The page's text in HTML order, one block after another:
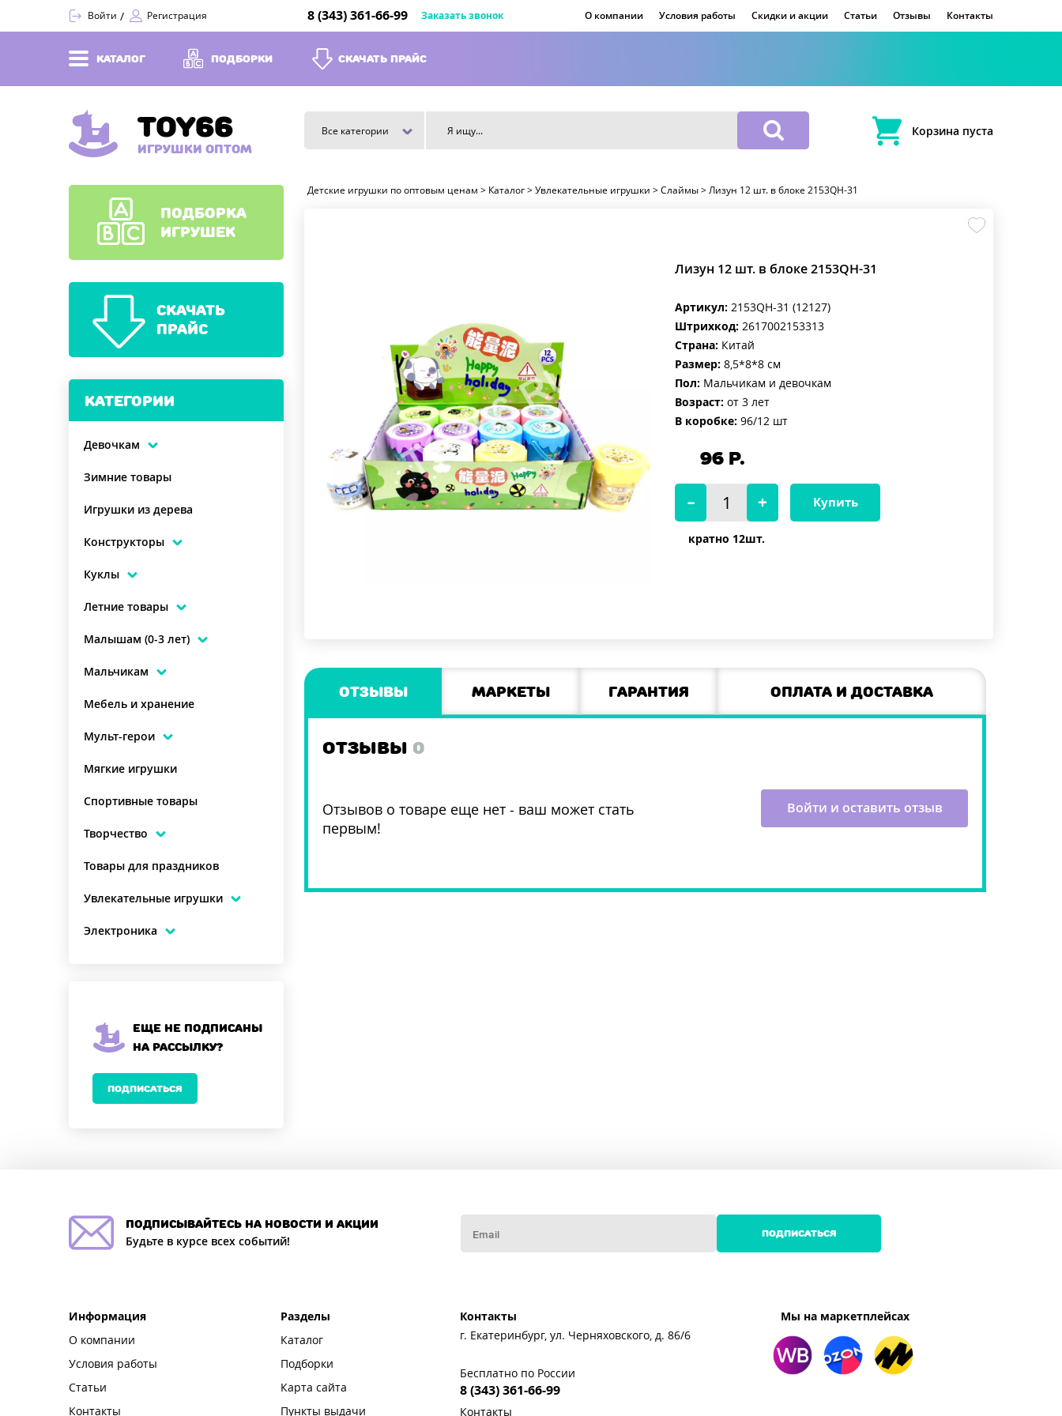
Войти Регистрация 8 (343) 361-66-99 Заказать звонок О компании Условия работы Скидки и акции Статьи Отзывы Контакты
КАТАЛОГ ПОДБОРКИ СКАЧАТЬ ПРАЙС
TOY66
ИГРУШКИ ОПТОМ
Все категории Корзина пуста
Детские игрушки по оптовым ценам > Каталог > Увлекательные игрушки > Слаймы > Лизун 12 шт. в блоке 2153QH-31
Лизун 12 шт. в блоке 2153QH-31
Артикул: 2153QH-31 (12127)
Штрихкод: 2617002153313
Страна: Китай
Размер: 8,5*8*8 см
Пол: Мальчикам и девочкам
Возраст: от 3 лет
В коробке: 96/12 шт
96 Р.
кратно 12шт.
Купить
Отзывы Маркеты Гарантия Оплата и доставка
ОТЗЫВЫ 0
Отзывов о товаре еще нет - ваш может стать
первым!
Войти и оставить отзыв
ПОДБОРКА
ИГРУШЕК
СКАЧАТЬ
ПРАЙС
КАТЕГОРИИ
Девочкам
Зимние товары
Игрушки из дерева
Конструкторы
Куклы
Летние товары
Малышам (0-3 лет)
Мальчикам
Мебель и хранение
Мульт-герои
Мягкие игрушки
Спортивные товары
Творчество
Товары для праздников
Увлекательные игрушки
Электроника
Еще не подписаны
на рассылку?
ПОДПИСАТЬСЯ
подписывайтесь на новости и акции
Будьте в курсе всех событий!
ПОДПИСАТЬСЯ
Информация
О компании
Условия работы
Статьи
Контакты
Разделы
Каталог
Подборки
Карта сайта
Пункты выдачи
Контакты
г. Екатеринбург, ул. Черняховского, д. 86/6
Бесплатно по России
8 (343) 361-66-99
Контакты
Мы на маркетплейсах